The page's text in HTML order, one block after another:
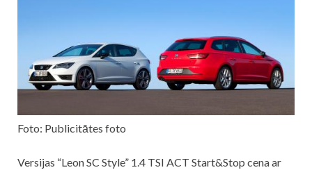
Foto: Publicitātes foto
Versijas “Leon SC Style” 1.4 TSI ACT Start&Stop cena ar